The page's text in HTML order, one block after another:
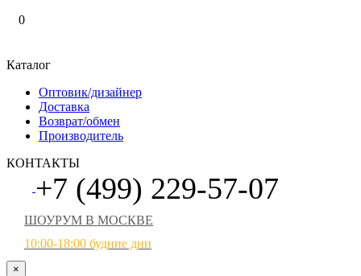
0
Каталог
Оптовик/дизайнер
Доставка
Возврат/обмен
Производитель
КОНТАКТЫ
+7 (499) 229-57-07
ШОУРУМ В МОСКВЕ
10:00-18:00 будние дни
×